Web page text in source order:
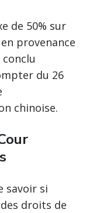
de 50% sur
provenance
du 26
chinoise.
savoir si
droits de